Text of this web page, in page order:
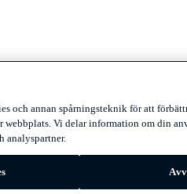
och annan spårningsteknik för att
webbplats. Vi delar information om din
analyspartner.